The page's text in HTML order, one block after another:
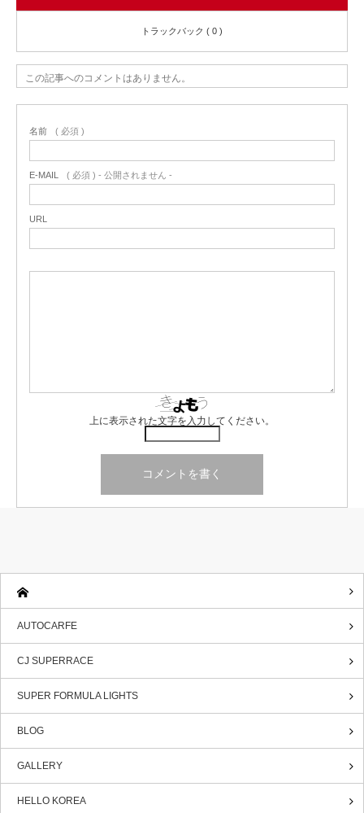
トラックバック ( 0 )
この記事へのコメントはありません。
名前 ( 必須 )
E-MAIL ( 必須 ) - 公開されません -
URL
上に表示された文字を入力してください。
AUTOCARFE
CJ SUPERRACE
SUPER FORMULA LIGHTS
BLOG
GALLERY
HELLO KOREA